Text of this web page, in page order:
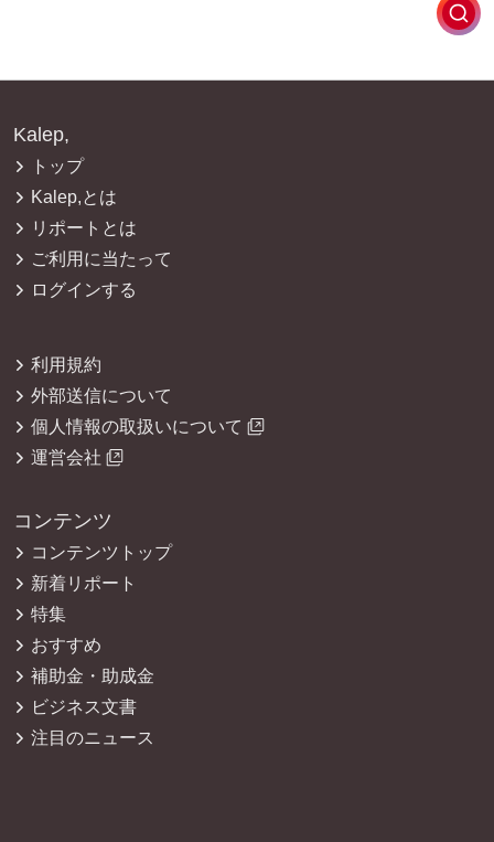
Kalep,
トップ
Kalep,とは
リポートとは
ご利用に当たって
ログインする
利用規約
外部送信について
個人情報の取扱いについて
運営会社
コンテンツ
コンテンツトップ
新着リポート
特集
おすすめ
補助金・助成金
ビジネス文書
注目のニュース